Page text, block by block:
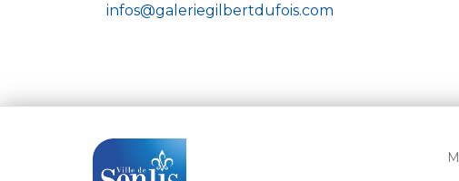
infos@galeriegilbertdufois.com